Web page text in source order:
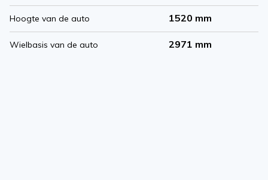
Hoogte van de auto 1520 mm
Wielbasis van de auto 2971 mm